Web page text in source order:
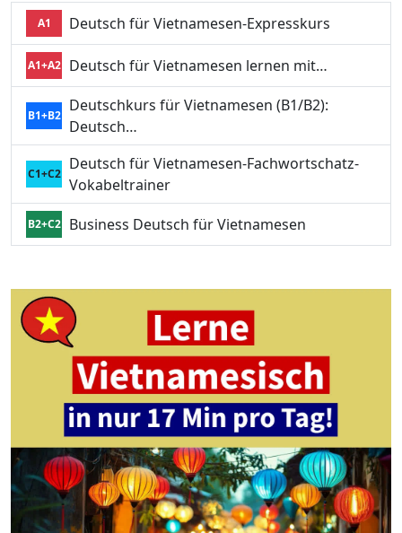
A1 Deutsch für Vietnamesen-Expresskurs
A1+A2 Deutsch für Vietnamesen lernen mit…
B1+B2
Deutschkurs für Vietnamesen (B1/B2):
Deutsch…
C1+C2
Deutsch für Vietnamesen-Fachwortschatz-
Vokabeltrainer
B2+C2 Business Deutsch für Vietnamesen